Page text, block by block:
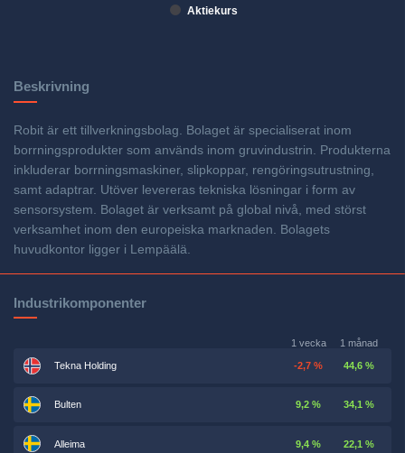
Aktiekurs
Beskrivning
Robit är ett tillverkningsbolag. Bolaget är specialiserat inom
borrningsprodukter som används inom gruvindustrin. Produkterna
inkluderar borrningsmaskiner, slipkoppar, rengöringsutrustning,
samt adaptrar. Utöver levereras tekniska lösningar i form av
sensorsystem. Bolaget är verksamt på global nivå, med störst
verksamhet inom den europeiska marknaden. Bolagets
huvudkontor ligger i Lempäälä.
Industrikomponenter
1 vecka 1 månad
Tekna Holding -2,7 % 44,6 %
Bulten 9,2 % 34,1 %
Alleima 9,4 % 22,1 %